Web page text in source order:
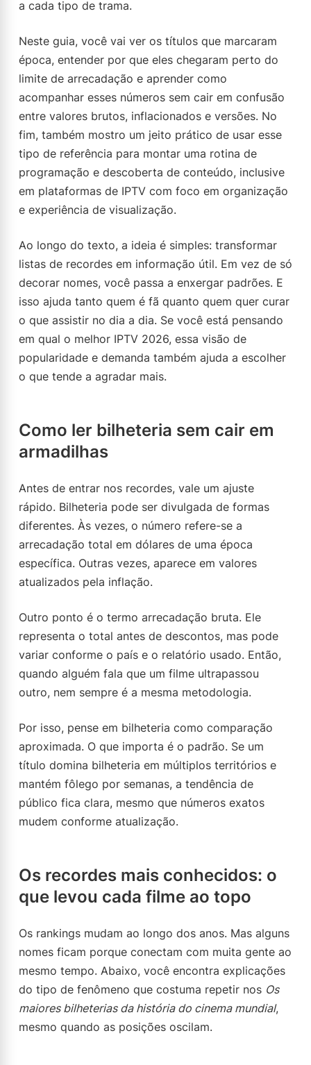
a cada tipo de trama.
Neste guia, você vai ver os títulos que marcaram
época, entender por que eles chegaram perto do
limite de arrecadação e aprender como
acompanhar esses números sem cair em confusão
entre valores brutos, inflacionados e versões. No
fim, também mostro um jeito prático de usar esse
tipo de referência para montar uma rotina de
programação e descoberta de conteúdo, inclusive
em plataformas de IPTV com foco em organização
e experiência de visualização.
Ao longo do texto, a ideia é simples: transformar
listas de recordes em informação útil. Em vez de só
decorar nomes, você passa a enxergar padrões. E
isso ajuda tanto quem é fã quanto quem quer curar
o que assistir no dia a dia. Se você está pensando
em qual o melhor IPTV 2026, essa visão de
popularidade e demanda também ajuda a escolher
o que tende a agradar mais.
Como ler bilheteria sem cair em
armadilhas
Antes de entrar nos recordes, vale um ajuste
rápido. Bilheteria pode ser divulgada de formas
diferentes. Às vezes, o número refere-se a
arrecadação total em dólares de uma época
específica. Outras vezes, aparece em valores
atualizados pela inflação.
Outro ponto é o termo arrecadação bruta. Ele
representa o total antes de descontos, mas pode
variar conforme o país e o relatório usado. Então,
quando alguém fala que um filme ultrapassou
outro, nem sempre é a mesma metodologia.
Por isso, pense em bilheteria como comparação
aproximada. O que importa é o padrão. Se um
título domina bilheteria em múltiplos territórios e
mantém fôlego por semanas, a tendência de
público fica clara, mesmo que números exatos
mudem conforme atualização.
Os recordes mais conhecidos: o
que levou cada filme ao topo
Os rankings mudam ao longo dos anos. Mas alguns
nomes ficam porque conectam com muita gente ao
mesmo tempo. Abaixo, você encontra explicações
do tipo de fenômeno que costuma repetir nos Os
maiores bilheterias da história do cinema mundial,
mesmo quando as posições oscilam.